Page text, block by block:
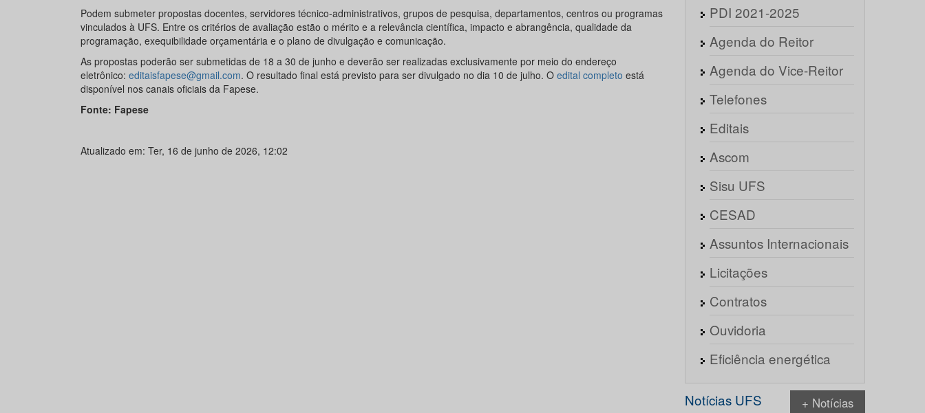
Podem submeter propostas docentes, servidores técnico-administrativos, grupos de pesquisa, departamentos, centros ou programas
vinculados à UFS. Entre os critérios de avaliação estão o mérito e a relevância científica, impacto e abrangência, qualidade da
programação, exequibilidade orçamentária e o plano de divulgação e comunicação.
As propostas poderão ser submetidas de 18 a 30 de junho e deverão ser realizadas exclusivamente por meio do endereço
eletrônico: editaisfapese@gmail.com. O resultado final está previsto para ser divulgado no dia 10 de julho. O edital completo está
disponível nos canais oficiais da Fapese.
Fonte: Fapese
Atualizado em: Ter, 16 de junho de 2026, 12:02
PDI 2021-2025
Agenda do Reitor
Agenda do Vice-Reitor
Telefones
Editais
Ascom
Sisu UFS
CESAD
Assuntos Internacionais
Licitações
Contratos
Ouvidoria
Eficiência energética
Notícias UFS + Notícias